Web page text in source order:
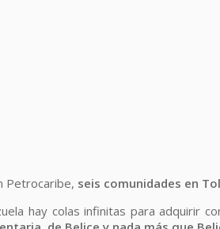
Petrocaribe, seis comunidades en
hay colas infinitas para adquirir